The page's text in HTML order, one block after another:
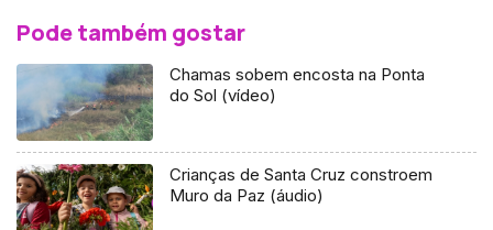
Pode também gostar
Chamas sobem encosta na Ponta
do Sol (vídeo)
Crianças de Santa Cruz constroem
Muro da Paz (áudio)